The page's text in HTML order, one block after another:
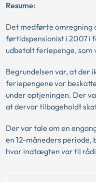
Resume:
Det medførte omregning
førtidspensionist i 2007 i
udbetalt feriepenge,
Begrundelsen var, at der
feriepengene var
under optjeningen. Der
at dervar tilbageholdt
Der var tale om en
en 12-måneders periode,
hvor indtægten var til